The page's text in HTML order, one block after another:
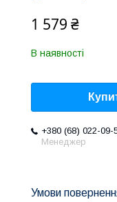
1 579 ₴
В наявності
+380 (68) 022-09-
Менеджер